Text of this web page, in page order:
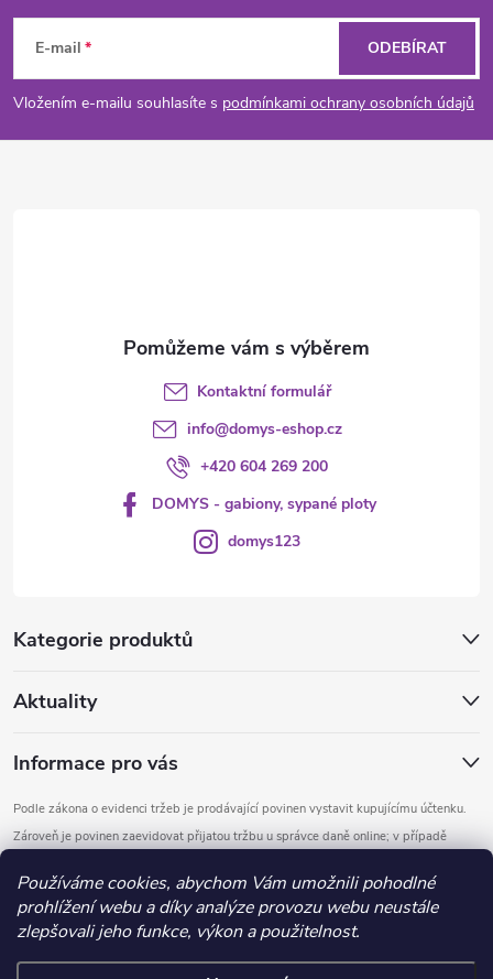
Používáme cookies, abychom Vám umožnili pohodlné
prohlížení webu a díky analýze provozu webu neustále
zlepšovali jeho funkce, výkon a použitelnost.
p
a
E-mail
Vložením e-mailu souhlasíte s podmínkami ochrany osobních údajů
ODEBÍRAT
Kategorie produktů
Aktuality
Informace pro vás
Podle zákona o evidenci tržeb je prodávající povinen vystavit kupujícímu účtenku.
Zároveň je povinen zaevidovat přijatou tržbu u správce daně online; v případě
Kontaktní formulář
info@domys-eshop.cz
+420 604 269 200
DOMYS - gabiony, sypané ploty
domys123
Copyright 2026DOMYS. Všechna práva vyhrazena.